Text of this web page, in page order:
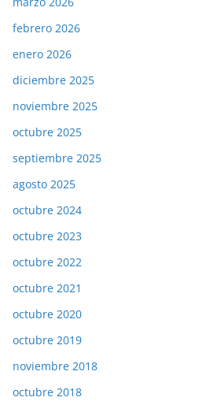
febrero 2026
enero 2026
diciembre 2025
noviembre 2025
octubre 2025
septiembre 2025
agosto 2025
octubre 2024
octubre 2023
octubre 2022
octubre 2021
octubre 2020
octubre 2019
noviembre 2018
octubre 2018